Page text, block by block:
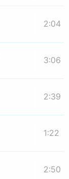
2:04
3:06
2:39
1:22
2:50